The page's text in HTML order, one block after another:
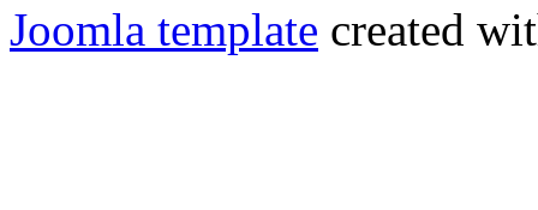
Joomla template created